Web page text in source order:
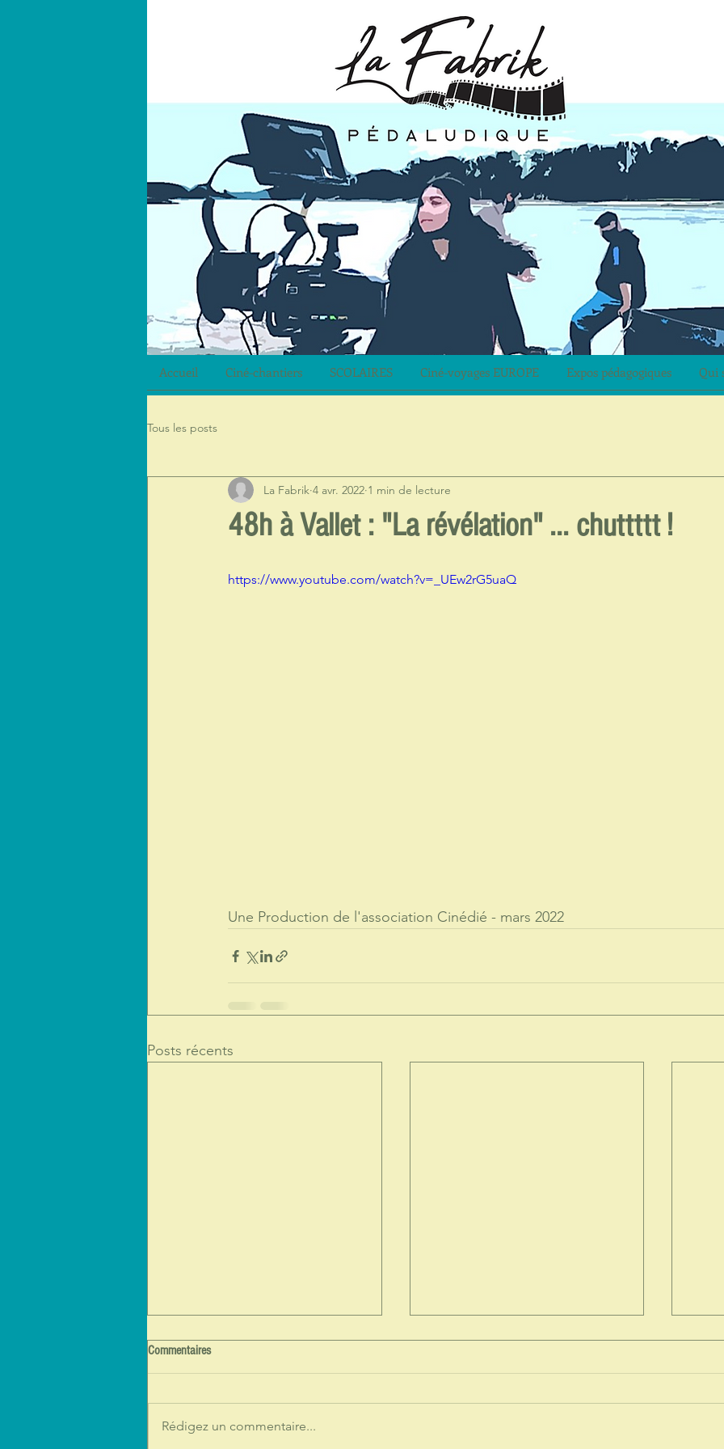
Accueil Ciné-chantiers SCOLAIRES Ciné-voyages EUROPE Expos pédagogiques Qui
Tous les posts
48h à Vallet : "La révélation" ... chuttttt !
La Fabrik 4 avr. 2022 1 min de lecture
https://www.youtube.com/watch?v=_UEw2rG5uaQ
Une Production de l'association Cinédié - mars 2022
Posts récents
Commentaires
Rédigez un commentaire...